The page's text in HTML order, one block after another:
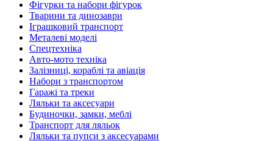
Фігурки та набори фігурок
Тварини та динозаври
Іграшковий транспорт
Металеві моделі
Спецтехніка
Авто-мото техніка
Залізниці, кораблі та авіація
Набори з транспортом
Гаражі та треки
Ляльки та аксесуари
Будиночки, замки, меблі
Транспорт для ляльок
Ляльки та пупси з аксесуарами